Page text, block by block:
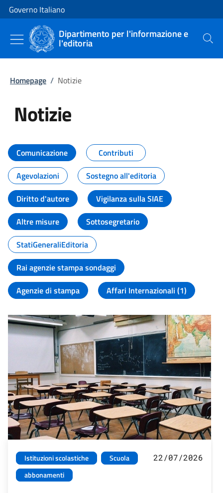
Vai al contenuto
Vai alla navigazione del sito
Governo Italiano
Dipartimento per l'informazione e
l'editoria Cerca
Homepage / Notizie
Notizie
Tutti i contenuti della pagina
Comunicazione
Contributi
Agevolazioni
Sostegno all'editoria
Diritto d'autore
Vigilanza sulla SIAE
Altre misure
Sottosegretario
StatiGeneraliEditoria
Rai agenzie stampa sondaggi
Agenzie di stampa
Affari Internazionali (1)
Istituzioni scolastiche
Scuola
abbonamenti
22/07/2026